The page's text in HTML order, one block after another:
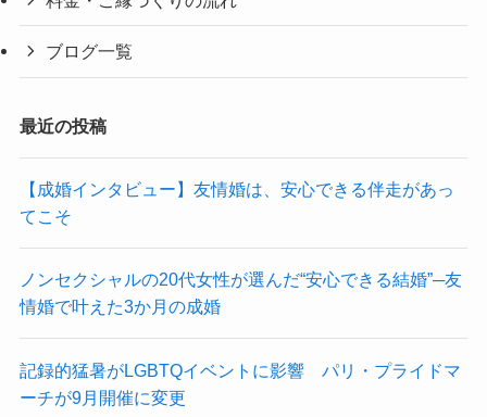
ブログ一覧
最近の投稿
【成婚インタビュー】友情婚は、安心できる伴走があっ
てこそ
ノンセクシャルの20代女性が選んだ“安心できる結婚”─友
情婚で叶えた3か月の成婚
記録的猛暑がLGBTQイベントに影響 パリ・プライドマ
ーチが9月開催に変更